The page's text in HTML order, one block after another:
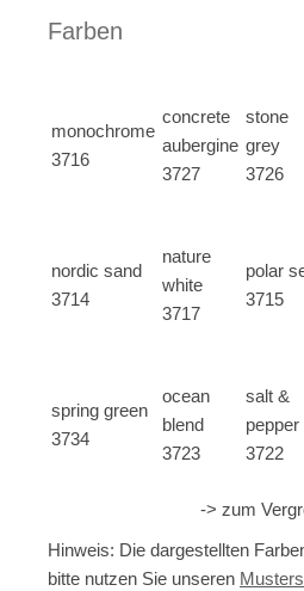
Farben
monochrome
3716
concrete
aubergine
3727
stone
grey
3726
nordic sand
3714
nature
white
3717
polar
3715
spring green
3734
ocean
blend
3723
salt &
pepper
3722
-> zum
Hinweis: Die dargestellten
bitte nutzen Sie unseren